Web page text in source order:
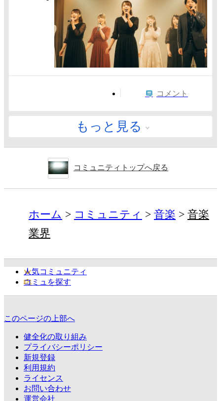
コメント
もっと見る
コミュニティトップへ戻る
ホーム コミュニティ 音楽
音楽
業界
人気コミュニティ
コミュを探す
このページの上部へ
健全化の取り組み
プライバシーポリシー
新規登録
利用規約
ライセンス
お問い合わせ
運営会社